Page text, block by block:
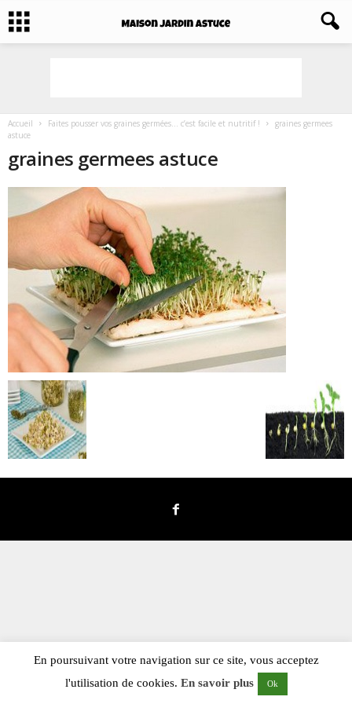
Accueil Faites pousser vos graines germées… c’est facile et nutritif !
graines germees
astuce
graines germees astuce
En poursuivant votre navigation sur ce site, vous acceptez
l'utilisation de cookies. En savoir plus Ok